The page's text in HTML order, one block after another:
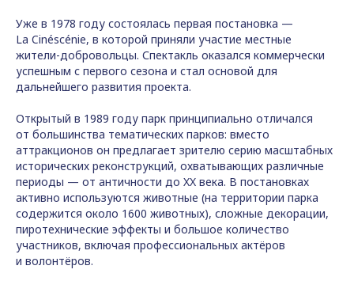
Уже в 1978 году состоялась первая постановка —
La Cinéscénie, в которой приняли участие местные
жители-добровольцы. Спектакль оказался коммерчески
успешным с первого сезона и стал основой для
дальнейшего развития проекта.
Открытый в 1989 году парк принципиально отличался
от большинства тематических парков: вместо
аттракционов он предлагает зрителю серию масштабных
исторических реконструкций, охватывающих различные
периоды — от античности до XX века. В постановках
активно используются животные (на территории парка
содержится около 1600 животных), сложные декорации,
пиротехнические эффекты и большое количество
участников, включая профессиональных актёров
и волонтёров.